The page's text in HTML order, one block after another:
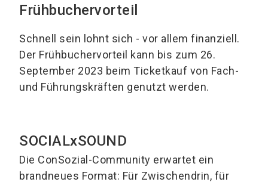
Frühbuchervorteil
Schnell sein lohnt sich - vor allem finanziell.
Der Frühbuchervorteil kann bis zum 26.
September 2023 beim Ticketkauf von Fach-
und Führungskräften genutzt werden.
SOCIALxSOUND
Die ConSozial-Community erwartet ein
brandneues Format: Für Zwischendrin, für